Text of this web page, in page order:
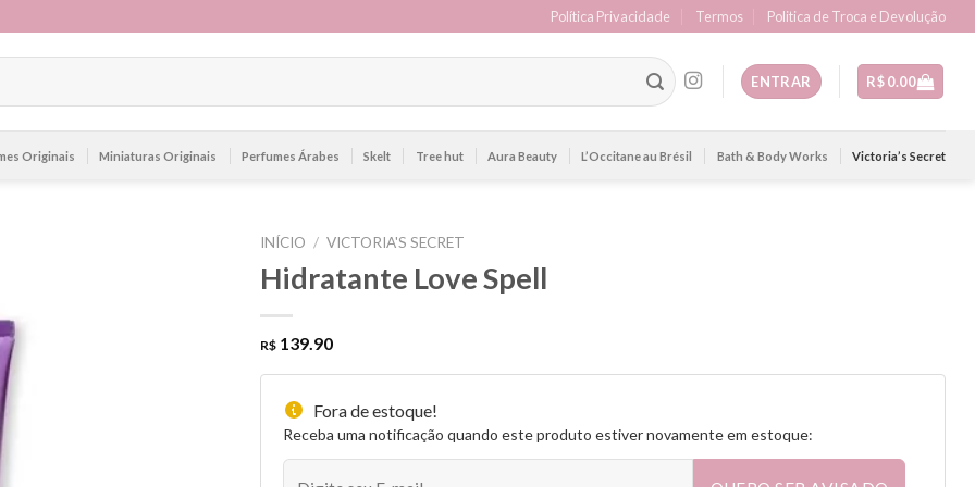
Política Privacidade Termos Politica de Troca e Devolução
ENTRAR R$0.00
Originais Miniaturas Originais Perfumes Árabes Skelt Tree hut Aura Beauty L’Occitane au Brésil Bath & Body Works Victoria’s Secret
INÍCIO / VICTORIA'S SECRET
Hidratante Love Spell
R$ 139.90
Fora de estoque!
Receba uma notificação quando este produto estiver novamente em estoque: